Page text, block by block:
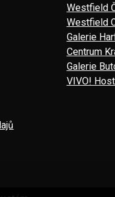
Westfield
Westfield
Galerie
Centrum
Galerie
VIVO!